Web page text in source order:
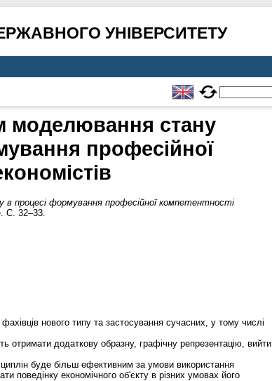
УНІВЕРСИТЕТУ
моделювання стану
професійної
процесі формування професійної компетентності
С. 32–33.
нового типу та застосування сучасних, у тому числі
отримати додаткову образну, графічну репрезентацію, вийти
буде більш ефективним за умови використання
поведінку економічного об'єкту в різних умовах його